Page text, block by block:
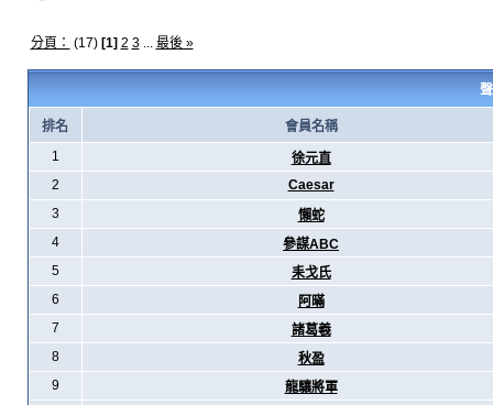
分頁： (17) [1] 2 3... 最後 »
排名
會員名稱
1
徐元直
2
Caesar
3
懶蛇
4
參謀ABC
5
耒戈氏
6
阿暪
7
諸葛羲
8
秋盈
9
龍驤將軍